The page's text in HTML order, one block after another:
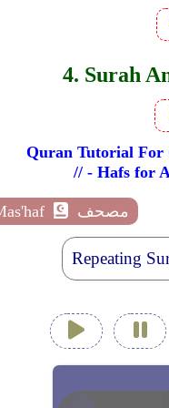
مصحف